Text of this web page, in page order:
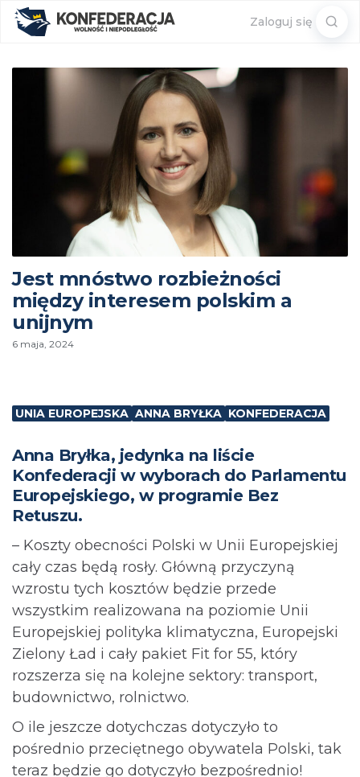
Zaloguj się
Jest mnóstwo rozbieżności
między interesem polskim a
unijnym
6 maja, 2024
UNIA EUROPEJSKA ANNA BRYŁKA KONFEDERACJA
Anna Bryłka, jedynka na liście
Konfederacji w wyborach do Parlamentu
Europejskiego, w programie Bez
Retuszu.
– Koszty obecności Polski w Unii Europejskiej
cały czas będą rosły. Główną przyczyną
wzrostu tych kosztów będzie przede
wszystkim realizowana na poziomie Unii
Europejskiej polityka klimatyczna, Europejski
Zielony Ład i cały pakiet Fit for 55, który
rozszerza się na kolejne sektory: transport,
budownictwo, rolnictwo.
O ile jeszcze dotychczas dotyczyło to
pośrednio przeciętnego obywatela Polski, tak
teraz będzie go dotyczyło bezpośrednio!